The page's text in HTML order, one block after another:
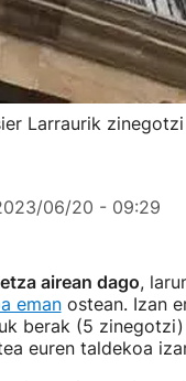
Larraurik
06/20 - 09:29
airean dago,
emanostean. Izan
berak (5
euren taldekoa